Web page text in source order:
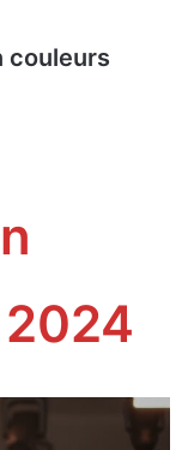
couleurs
2024